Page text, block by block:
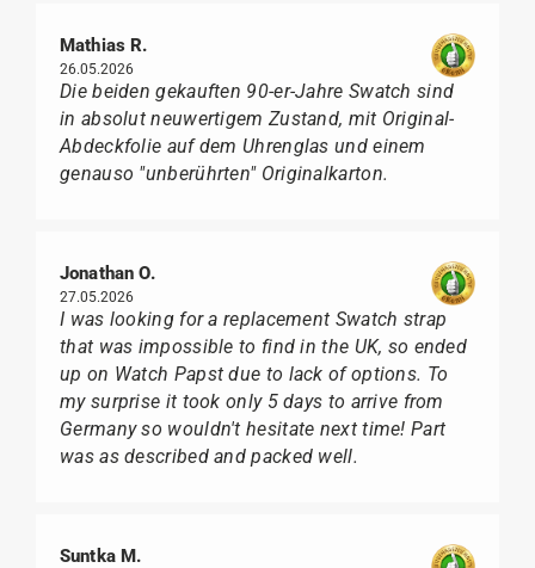
Mathias R.
26.05.2026
Die beiden gekauften 90-er-Jahre Swatch sind
in absolut neuwertigem Zustand, mit Original-
Abdeckfolie auf dem Uhrenglas und einem
genauso "unberührten" Originalkarton.
Jonathan O.
27.05.2026
I was looking for a replacement Swatch strap
that was impossible to find in the UK, so ended
up on Watch Papst due to lack of options. To
my surprise it took only 5 days to arrive from
Germany so wouldn't hesitate next time! Part
was as described and packed well.
Suntka M.